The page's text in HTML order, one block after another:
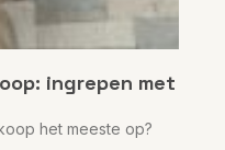
ingrepen met
het meeste op?